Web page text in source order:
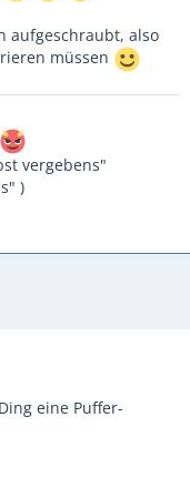
aufgeschraubt, also
müssen
vergebens"
)
eine Puffer-